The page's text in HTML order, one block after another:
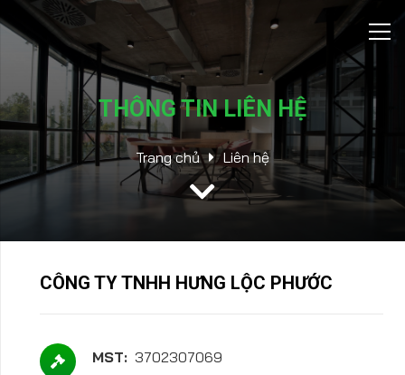
THÔNG TIN LIÊN HỆ
Trang chủ Liên hệ
CÔNG TY TNHH HƯNG LỘC PHƯỚC
MST: 3702307069